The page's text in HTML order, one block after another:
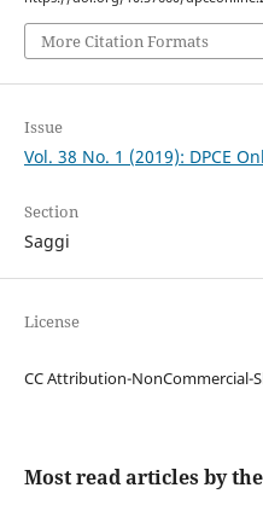
More Citation Formats
Issue
Vol. 38 No. 1 (2019): DPCE
Section
Saggi
License
CC Attribution-NonCommercial-
Most read articles by